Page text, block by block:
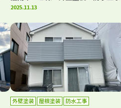
2025.11.13
外壁塗装 屋根塗装 防水工事